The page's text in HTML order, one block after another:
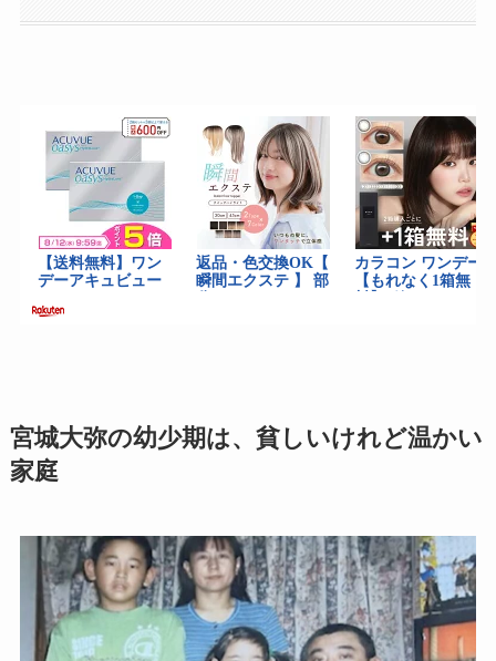
宮城大弥の幼少期は、貧しいけれど温かい
家庭